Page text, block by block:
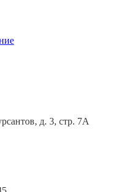
д. 3, стр. 7А